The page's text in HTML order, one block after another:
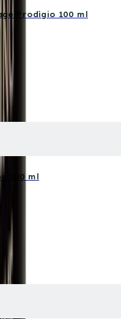
Prodìgio 100 ml
100 ml